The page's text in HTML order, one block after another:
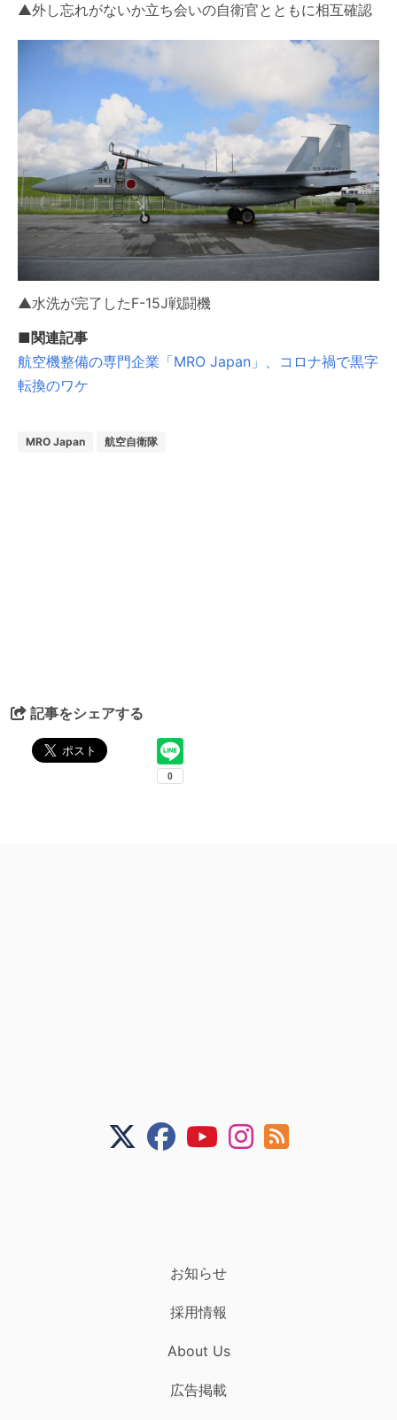
▲外し忘れがないか立ち会いの自衛官とともに相互確認
▲水洗が完了したF-15J戦闘機
■関連記事
航空機整備の専門企業「MRO Japan」、コロナ禍で黒字
転換のワケ
MRO Japan 航空自衛隊
記事をシェアする
お知らせ
採用情報
About Us
広告掲載